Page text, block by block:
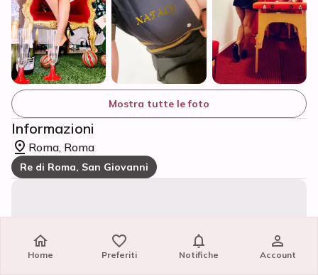
Mostra tutte le foto
Informazioni
Roma, Roma
Re di Roma, San Giovanni
Home Preferiti Notifiche Account
Home Preferiti Notifiche Account